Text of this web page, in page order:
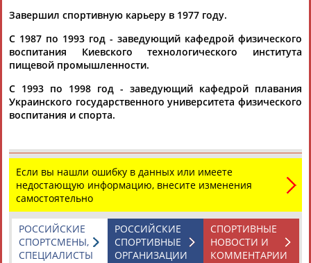
ЦЕЛИ ПРОЕКТА КОНТАКТЫ НАШИ КНОПКИ РЕКЛАМА
© Стадион, 1998-2026
Разработка и поддержка ООО НАИТ «Стадион»
Адресов в новостной рассылке: 997
Подпишись
Завершил спортивную карьеру в 1977 году.
С 1987 по 1993 год - заведующий кафедрой физического
воспитания Киевского технологического института
пищевой промышленности.
С 1993 по 1998 год - заведующий кафедрой плавания
Украинского государственного университета физического
воспитания и спорта.
Если вы нашли ошибку в данных или имеете
недостающую информацию, внесите изменения
самостоятельно
СПОРТИВНЫЕ
НОВОСТИ И
КОММЕНТАРИИ
РОССИЙСКИЕ
СПОРТИВНЫЕ
ОРГАНИЗАЦИИ
РОССИЙСКИЕ
СПОРТСМЕНЫ,
СПЕЦИАЛИСТЫ